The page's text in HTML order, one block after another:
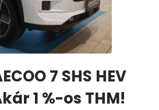
7 SHS HEV
1 %-os THM!